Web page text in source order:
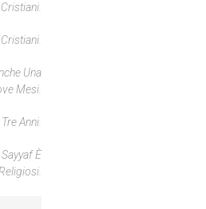
Una
Mesi.
Anni.
È